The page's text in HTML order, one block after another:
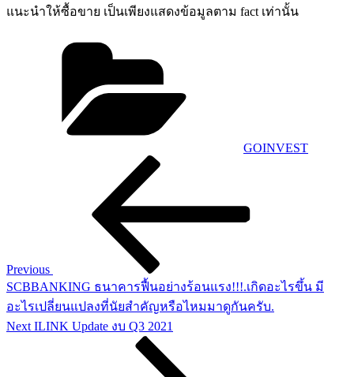
แนะนำให้ซื้อขาย เป็นเพียงแสดงข้อมูลตาม fact เท่านั้น
GOINVEST
Previous
SCBBANKING ธนาคารฟื้นอย่างร้อนแรง!!!.เกิดอะไรขึ้น มี
อะไรเปลี่ยนแปลงที่นัยสำคัญหรือไหมมาดูกันครับ.
Next
Post
Next ILINK Update งบ Q3 2021